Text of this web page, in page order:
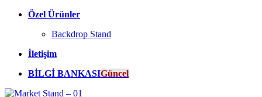
Özel Ürünler
Backdrop Stand
İletişim
BİLGİ BANKASIGüncel